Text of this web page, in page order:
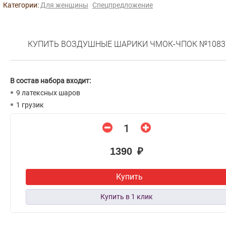
Категории: Для женщины Спецпредложение
КУПИТЬ ВОЗДУШНЫЕ ШАРИКИ ЧМОК-ЧПОК №1083
В состав набора входит:
9 латексных шаров
1 грузик
1390 ₽
Купить